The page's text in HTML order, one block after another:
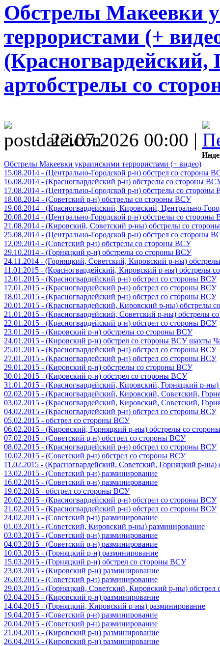
Обстрелы Макеевки
террористами (+
артобстрелы со
22.07.2026 00:00 |
Обстрелы Макеевки украинскими террористами (+ видео)
15.08.2014 - (Центрально-Городской р-н) обстрел со стороны
16.08.2014 - (Красногвардейский р-н) обстрелы со стороны
17.08.2014 - (Центрально-Городской р-н) обстрелы со стороны
18.08.2014 - (Советский р-н) обстрелы со стороны ВСУ
19.08.2014 - (Красногвардейский, Кировский, Центрально-
20.08.2014 - (Центрально-Городской р-н) обстрелы со стороны
21.08.2014 - (Кировский, Советский р-ны) обстрелы со
25.08.2014 - (Центрально-Городской р-н) обстрел со стороны
12.09.2014 - (Советский р-н) обстрелы со стороны ВСУ
29.10.2014 - (Горняцкий р-н) обстрелы со стороны ВСУ
24.11.2014 - (Горняцкий, Советский, Кировский р-ны)
11.01.2015 - (Красногвардейский, Кировский р-ны) обстрелы
12.01.2015 - (Красногвардейский р-н) обстрел со стороны ВСУ
17.01.2015 - (Красногвардейский р-н) обстрел со стороны ВСУ
18.01.2015 - (Красногвардейский р-н) обстрел со стороны ВСУ
20.01.2015 - (Красногвардейский, Кировский р-ны) обстрелы
21.01.2015 - (Красногвардейский, Советский р-ны) обстрелы
22.01.2015 - (Красногвардейский р-н) обстрел со стороны ВСУ
23.01.2015 - (Кировский р-н) обстрелы со стороны ВСУ
24.01.2015 - (Кировский р-н) обстрел со стороны ВСУ шахты
25.01.2015 - (Красногвардейский р-н) обстрел со стороны ВСУ
27.01.2015 - (Красногвардейский р-н) обстрел со стороны ВСУ
29.01.2015 - (Кировский р-н) обстрелы со стороны ВСУ
30.01.2015 - (Кировский р-н) обстрел со стороны ВСУ
31.01.2015 - (Красногвардейский, Кировский, Горняцкий р-
02.02.2015 - (Красногвардейский, Кировский, Советский,
03.02.2015 - (Красногвардейский, Кировский, Советский,
04.02.2015 - (Красногвардейский р-н) обстрел со стороны ВСУ
05.02.2015 - обстрел со стороны ВСУ
06.02.2015 - (Кировский, Горняцкий р-ны) обстрелы со
07.02.2015 - (Советский р-н) обстрел со стороны ВСУ
08.02.2015 - (Красногвардейский р-н) обстрел со стороны ВСУ
10.02.2015 - (Советский р-н) обстрел со стороны ВСУ
11.02.2015 - (Красногвардейский, Советский, Горняцкий р-
13.02.2015 - (Советский р-н) разминирование
16.02.2015 - (Советский р-н) разминирование
19.02.2015 - обстрел со стороны ВСУ
20.02.2015 - (Красногвардейский р-н) обстрел со стороны ВСУ
21.02.2015 - (Красногвардейский р-н) обстрел со стороны ВСУ
24.02.2015 - (Советский р-н) разминирование
01.03.2015 - (Советский, Кировский р-ны) разминирование
03.03.2015 - (Советский р-н) разминирование
04.03.2015 - (Советский р-н) разминирование
10.03.2015 - (Горняцкий р-н) разминирование
15.03.2015 - (Горняцкий р-н) обстрел со стороны ВСУ
23.03.2015 - (Кировский р-н) разминирование
26.03.2015 - (Советский р-н) разминирование
29.03.2015 - (Горняцкий, Советский, Кировский р-ны)
02.04.2015 - (Кировский р-н) разминирование
14.04.2015 - (Горняцкий, Кировский р-ны) разминирование
19.04.2015 - (Советский р-н) разминирование
20.04.2015 - (Советский р-н) разминирование
21.04.2015 - (Кировский р-н) разминирование
26.04.2015 - (Кировский р-н) разминирование